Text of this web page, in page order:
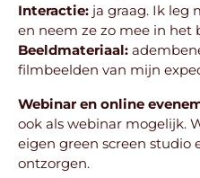
Interactie: ja graag. Ik leg
en neem ze zo mee in het
Beeldmateriaal:
filmbeelden van mijn
Webinar en online
ook als webinar mogelijk.
eigen green screen studio
ontzorgen.